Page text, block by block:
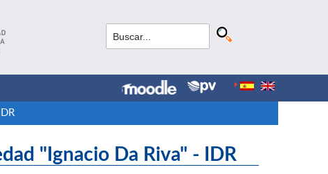
"Ignacio Da Riva" - IDR